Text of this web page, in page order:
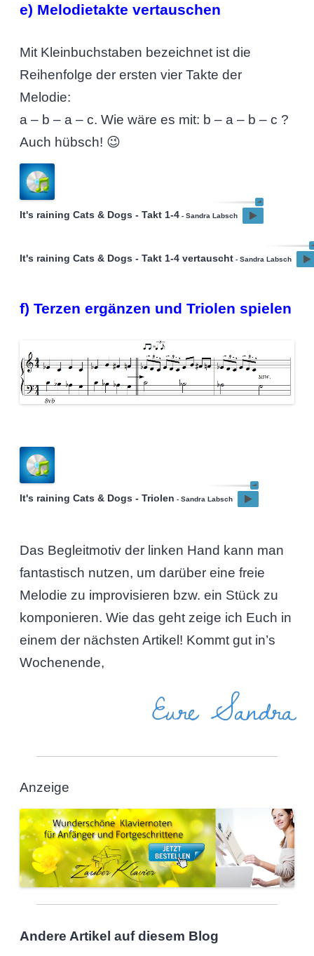
e) Melodietakte vertauschen
Mit Kleinbuchstaben bezeichnet ist die
Reihenfolge der ersten vier Takte der
Melodie:
a – b – a – c. Wie wäre es mit: b – a – b – c ?
Auch hübsch! 😉
It's raining Cats & Dogs - Takt 1-4- Sandra Labsch
It's raining Cats & Dogs - Takt 1-4 vertauscht- Sandra Labsch
f) Terzen ergänzen und Triolen spielen
It's raining Cats & Dogs - Triolen - Sandra Labsch
Das Begleitmotiv der linken Hand kann man
fantastisch nutzen, um darüber eine freie
Melodie zu improvisieren bzw. ein Stück zu
komponieren. Wie das geht zeige ich Euch in
einem der nächsten Artikel! Kommt gut in’s
Wochenende,
Eure Sandra
Anzeige
Andere Artikel auf diesem Blog